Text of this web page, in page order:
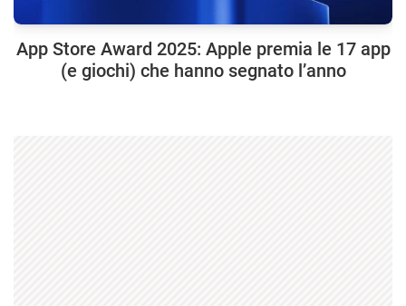
App Store Award 2025: Apple premia le 17 app
(e giochi) che hanno segnato l’anno